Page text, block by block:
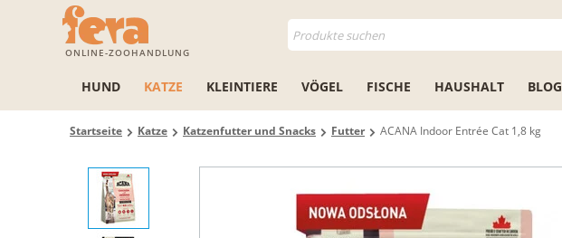
ONLINE-ZOOHANDLUNG
HUND KATZE KLEINTIERE VÖGEL FISCHE HAUSHALT BLOG
Startseite Katze Katzenfutter und Snacks Futter ACANA Indoor Entrée Cat 1,8 kg